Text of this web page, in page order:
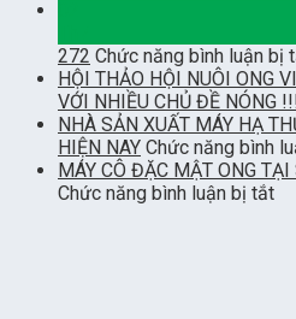
Mật
Ong
Trong
Dự
Án
KFS
|
272 Chức năng bình luận bị
HỘI THẢO HỘI NUÔI ONG
VỚI NHIỀU CHỦ ĐỀ NÓNG
NHÀ SẢN XUẤT MÁY HẠ
HIỆN NAY Chức năng bình
MÁY CÔ ĐẶC MẬT ONG
Chức năng bình luận bị tắtở